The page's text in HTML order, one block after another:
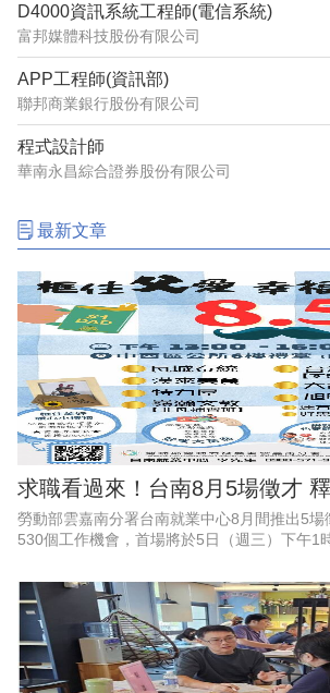
D4000資訊系統工程師(電信系統)
富邦媒體科技股份有限公司
APP工程師(資訊部)
聯邦商業銀行股份有限公司
程式設計師
華南永昌綜合證券股份有限公司
最新文章
求職看過來！台南8月5場徵才
勞動部雲嘉南分署台南就業中心8月間推出5場
530個工作機會，首場將於5日（週三）下午1
家企業現場徵才、